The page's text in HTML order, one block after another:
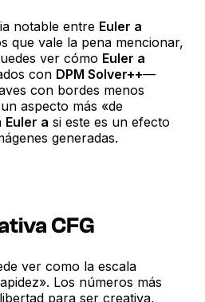
notable entre Euler a
que vale la pena mencionar,
ver cómo Euler a
con DPM Solver++—
con bordes menos
aspecto más «de
Euler a si este es un efecto
generadas.
CFG
ver como la escala
Los números más
para ser creativa,